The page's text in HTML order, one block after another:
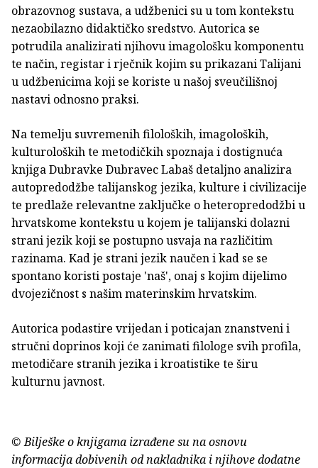
obrazovnog sustava, a udžbenici su u tom kontekstu
nezaobilazno didaktičko sredstvo. Autorica se
potrudila analizirati njihovu imagološku komponentu
te način, registar i rječnik kojim su prikazani Talijani
u udžbenicima koji se koriste u našoj sveučilišnoj
nastavi odnosno praksi.
Na temelju suvremenih filoloških, imagoloških,
kulturoloških te metodičkih spoznaja i dostignuća
knjiga Dubravke Dubravec Labaš detaljno analizira
autopredodžbe talijanskog jezika, kulture i civilizacije
te predlaže relevantne zaključke o heteropredodžbi u
hrvatskome kontekstu u kojem je talijanski dolazni
strani jezik koji se postupno usvaja na različitim
razinama. Kad je strani jezik naučen i kad se se
spontano koristi postaje 'naš', onaj s kojim dijelimo
dvojezičnost s našim materinskim hrvatskim.
Autorica podastire vrijedan i poticajan znanstveni i
stručni doprinos koji će zanimati filologe svih profila,
metodičare stranih jezika i kroatistike te širu
kulturnu javnost.
© Bilješke o knjigama izrađene su na osnovu
informacija dobivenih od nakladnika i njihove dodatne